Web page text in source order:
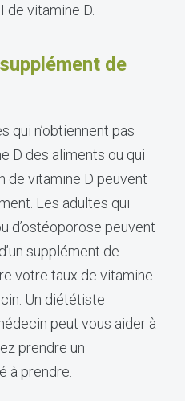
de vitamine D.
de
qui n’obtiennent pas
D des aliments ou qui
de vitamine D peuvent
Les adultes qui
d’ostéoporose peuvent
supplément de
votre taux de vitamine
Un diététiste
peut vous aider à
prendre un
à prendre.